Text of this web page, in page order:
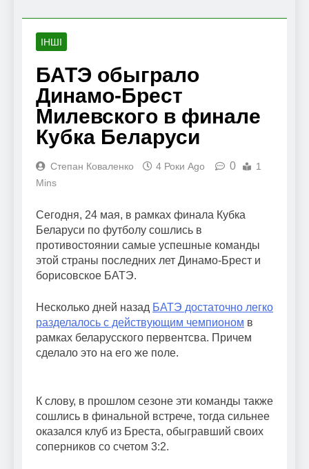
ІНШІ
БАТЭ обыграло
Динамо-Брест
Милевского в финале
Кубка Беларуси
Степан Коваленко 4 Роки Ago 0
1
Mins
Сегодня, 24 мая, в рамках финала Кубка
Беларуси по футболу сошлись в
противостоянии самые успешные команды
этой страны последних лет Динамо-Брест и
борисовское БАТЭ.
Несколько дней назад БАТЭ достаточно легко
разделалось с действующим чемпионом в
рамках беларусского первентсва. Причем
сделало это на его же поле.
К слову, в прошлом сезоне эти команды также
сошлись в финальной встрече, тогда сильнее
оказался клуб из Бреста, обыгравший своих
соперников со счетом 3:2.